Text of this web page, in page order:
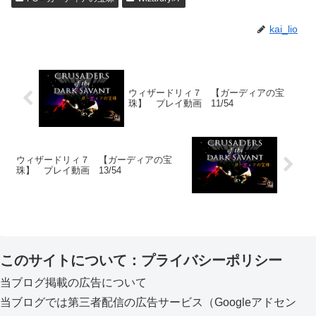
kai_lio
ウィザードリィ７ 【ガーディアの宝
珠】 プレイ動画 11/54
ウィザードリィ７ 【ガーディアの宝
珠】 プレイ動画 13/54
このサイトについて：プライバシーポリシー
当ブログ掲載の広告について
当ブログでは第三者配信の広告サービス（Googleアドセン